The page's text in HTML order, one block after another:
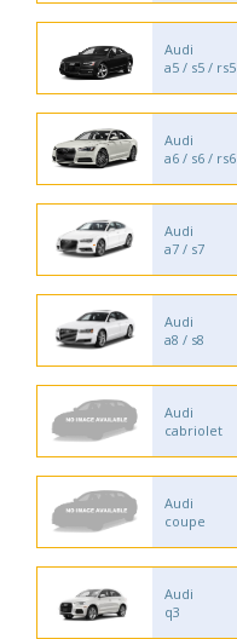
Audi
a5 / s5 / rs5
Audi
a6 / s6 / rs6
Audi
a7 / s7
Audi
a8 / s8
Audi
cabriolet
Audi
coupe
Audi
q3